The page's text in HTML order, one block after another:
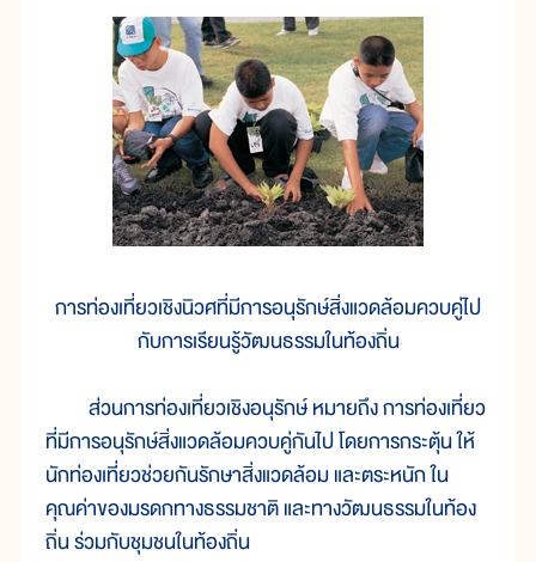
การท่องเที่ยวเชิงนิวศที่มีการอนุรักษ์สิ่งแวดล้อมควบคู่ไป
กับการเรียนรู้วัฒนธรรมในท้องถิ่น
ส่วนการท่องเที่ยวเชิงอนุรักษ์ หมายถึง การท่องเที่ยว
ที่มีการอนุรักษ์สิ่งแวดล้อมควบคู่กันไป โดยการกระตุ้น ให้
นักท่องเที่ยวช่วยกันรักษาสิ่งแวดล้อม และตระหนัก ใน
คุณค่าของมรดกทางธรรมชาติ และทางวัฒนธรรมในท้อง
ถิ่น ร่วมกับชุมชนในท้องถิ่น